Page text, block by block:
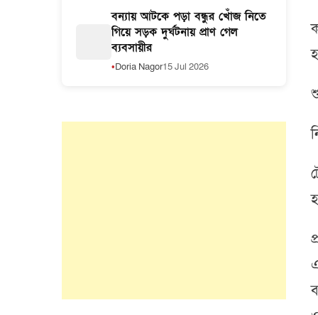
বন্যায় আটকে পড়া বন্ধুর খোঁজ নিতে
গিয়ে সড়ক দুর্ঘটনায় প্রাণ গেল
ব্যবসায়ীর
Doria Nagor15 Jul 2026